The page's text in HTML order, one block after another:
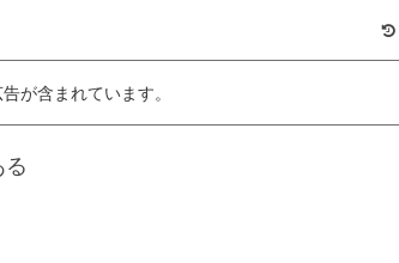
が含まれています。